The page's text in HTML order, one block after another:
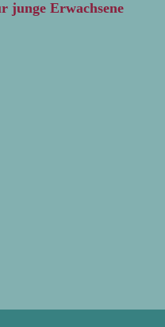
junge Erwachsene